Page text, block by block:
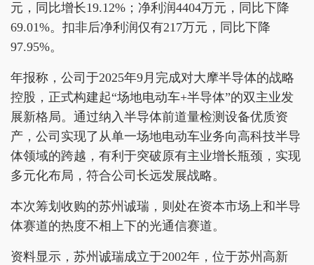
元，同比增长19.12%；净利润4404万元，同比下降
69.01%。扣非后净利润仅有217万元，同比下降
97.95%。
年报称，公司于2025年9月完成对大摩半导体的战略
控股，正式构建起“场地电动车+半导体”的双主业发
展新格局。通过纳入半导体前道量检测设备优质资
产，公司实现了从单一场地电动车业务向高科技半导
体领域的跨越，有利于突破原有主业增长瓶颈，实现
多元化布局，符合公司长远发展战略。
本次筹划收购的苏州诚瑞，则处在资本市场上和半导
体赛道的热度不相上下的光通信赛道。
资料显示，苏州诚瑞成立于2002年，位于苏州高新